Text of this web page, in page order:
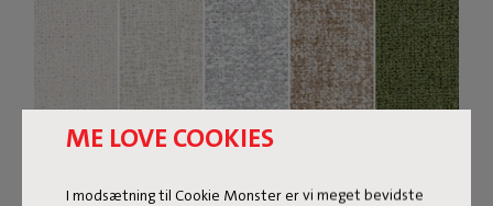
ME LOVE COOKIES
I modsætning til Cookie Monster er vi meget bevidste